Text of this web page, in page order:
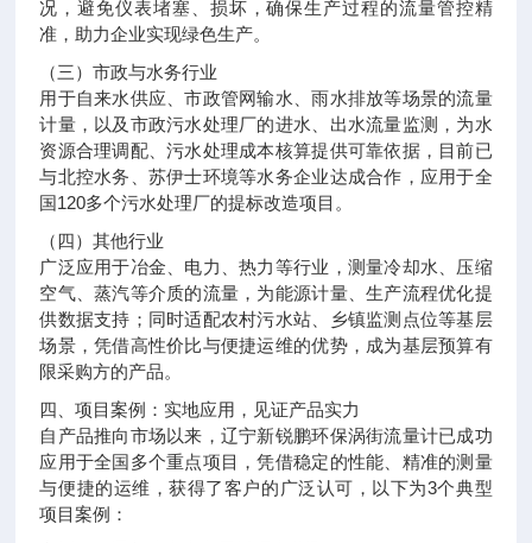
况，避免仪表堵塞、损坏，确保生产过程的流量管控精
准，助力企业实现绿色生产。
（三）市政与水务行业
用于自来水供应、市政管网输水、雨水排放等场景的流量
计量，以及市政污水处理厂的进水、出水流量监测，为水
资源合理调配、污水处理成本核算提供可靠依据，目前已
与北控水务、苏伊士环境等水务企业达成合作，应用于全
国120多个污水处理厂的提标改造项目。
（四）其他行业
广泛应用于冶金、电力、热力等行业，测量冷却水、压缩
空气、蒸汽等介质的流量，为能源计量、生产流程优化提
供数据支持；同时适配农村污水站、乡镇监测点位等基层
场景，凭借高性价比与便捷运维的优势，成为基层预算有
限采购方的产品。
四、项目案例：实地应用，见证产品实力
自产品推向市场以来，辽宁新锐鹏环保涡街流量计已成功
应用于全国多个重点项目，凭借稳定的性能、精准的测量
与便捷的运维，获得了客户的广泛认可，以下为3个典型
项目案例：